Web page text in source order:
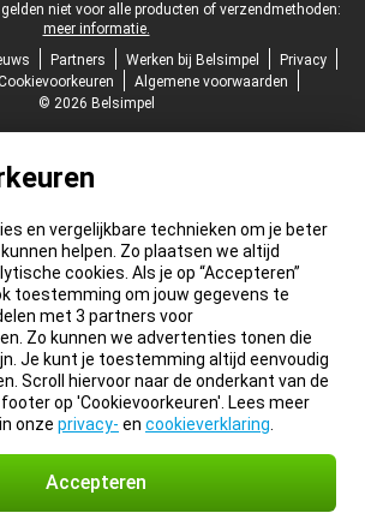
niet voor alle producten of verzendmethoden:
meer informatie.
Partners Werken bij Belsimpel
Privacy
Algemene voorwaarden
© 2026 Belsimpel
en vergelijkbare technieken om je beter
helpen. Zo plaatsen we altijd
cookies. Als je op “Accepteren”
toestemming om jouw gegevens te
met 3 partners voor
Zo kunnen we advertenties tonen die
Je kunt je toestemming altijd eenvoudig
Scroll hiervoor naar de onderkant van de
op 'Cookievoorkeuren'. Lees meer
onze privacy- en cookieverklaring
Accepteren